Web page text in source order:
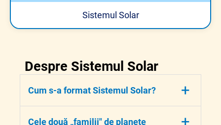
Sistemul Solar
Despre Sistemul Solar
Cum s-a format Sistemul Solar? +
Acum aproximativ4,6 miliarde de ani
, în
Cele două „familii" de planete